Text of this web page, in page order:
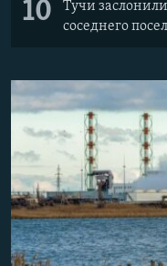
10
Тучи
соседнего